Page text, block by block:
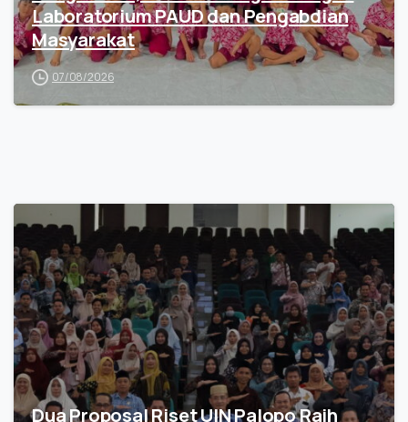
Laboratorium PAUD dan Pengabdian
Masyarakat
07/08/2026
Dua Proposal Riset UIN Palopo Raih